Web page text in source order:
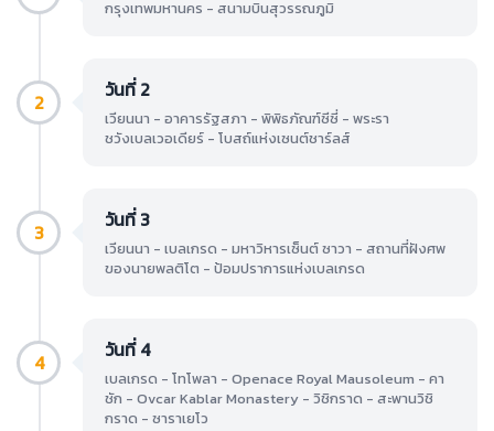
กรุงเทพมหานคร - สนามบินสุวรรณภูมิ
2 วันที่ 2
เวียนนา - อาคารรัฐสภา - พิพิธภัณฑ์ซีซี่ - พระรา
ชวังเบลเวอเดียร์ - โบสถ์แห่งเซนต์ชาร์ลส์
3 วันที่ 3
เวียนนา - เบลเกรด - มหาวิหารเซ็นต์ ซาวา - สถานที่ฝังศพ
ของนายพลติโต - ป้อมปราการแห่งเบลเกรด
4 วันที่ 4
เบลเกรด - โทโพลา - Openace Royal Mausoleum - คา
ชัก - Ovcar Kablar Monastery - วิชิกราด - สะพานวิชิ
กราด - ซาราเยโว